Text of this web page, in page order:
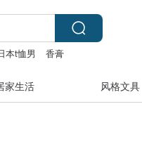
本t恤男
香膏
家生活 风格文具